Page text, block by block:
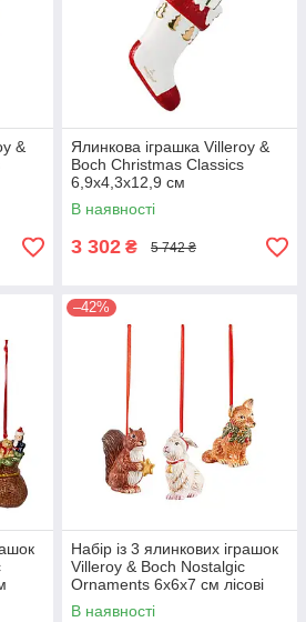
&
Ялинкова іграшка Villeroy &
Boch Christmas Classics
6,9х4,3х12,9 см
В наявності
3 302 ₴ 5 742 ₴
–42%
Набір із 3 ялинкових іграшок
Villeroy & Boch Nostalgic
Ornaments 6х6х7 см лісові
тварини
В наявності